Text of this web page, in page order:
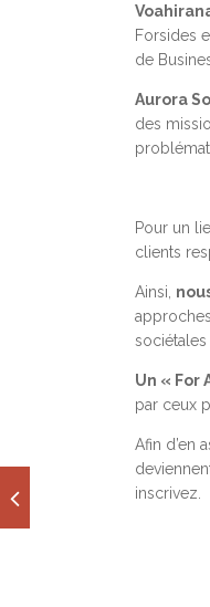
Forsides
de
Aurora
des
Pour un
clients
Ainsi,
sociétales
Un « For
par ceux
Afin d’en
inscrivez.